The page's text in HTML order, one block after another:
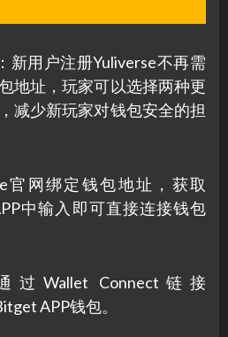
：新用户注册Yuliverse不再需
地址，玩家可以选择两种更
减少新玩家对钱包安全的担
官网绑定钱包地址，获取
中输入即可直接连接钱包
Wallet Connect链接
APP钱包。